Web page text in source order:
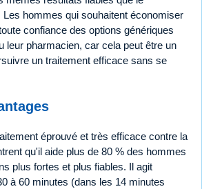
Les hommes qui souhaitent économiser
confiance des options génériques
leur pharmacien, car cela peut être un
un traitement efficace sans se
éprouvé et très efficace contre la
qu'il aide plus de 80 % des hommes
plus fortes et plus fiables. Il agit
à 60 minutes (dans les 14 minutes